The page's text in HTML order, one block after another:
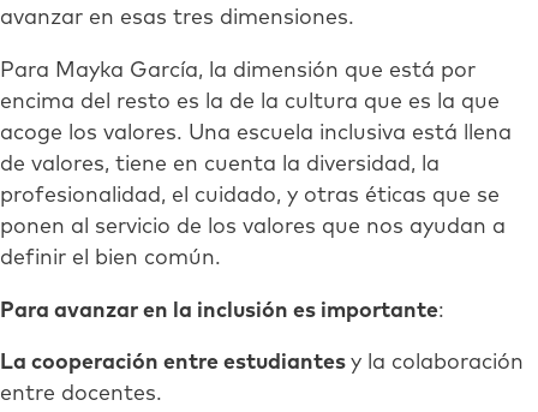
avanzar en esas tres dimensiones.
Para Mayka García, la dimensión que está por
encima del resto es la de la cultura que es la que
acoge los valores. Una escuela inclusiva está llena
de valores, tiene en cuenta la diversidad, la
profesionalidad, el cuidado, y otras éticas que se
ponen al servicio de los valores que nos ayudan a
definir el bien común.
Para avanzar en la inclusión es importante:
La cooperación entre estudiantes y la colaboración
entre docentes.